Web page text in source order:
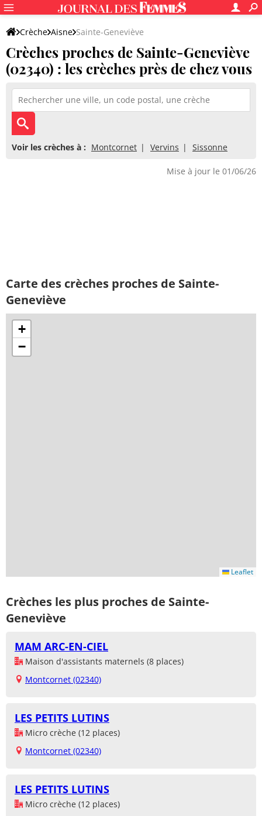
Crèche Aisne Sainte-Geneviève
Crèches proches de Sainte-Geneviève
(02340) : les crèches près de chez vous
Voir les crèches à : Montcornet Vervins Sissonne
Mise à jour le 01/06/26
Carte des crèches proches de Sainte-
Geneviève
+
−
Leaflet
Crèches les plus proches de Sainte-
Geneviève
MAM ARC-EN-CIEL
Maison d'assistants maternels (8 places)
Montcornet (02340)
LES PETITS LUTINS
Micro crèche (12 places)
Montcornet (02340)
LES PETITS LUTINS
Micro crèche (12 places)